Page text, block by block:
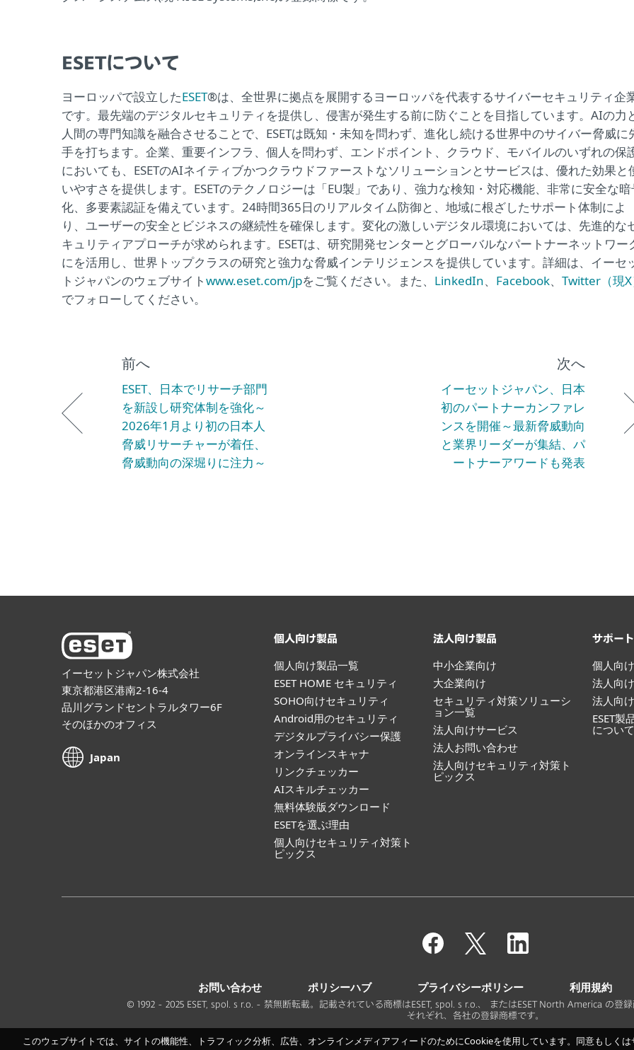
ESETについて
ヨーロッパで設立したESET®は、全世界に拠点を展開するヨーロッパを代表するサイバーセキュリティ企
です。最先端のデジタルセキュリティを提供し、侵害が発生する前に防ぐことを目指しています。AIの力
人間の専門知識を融合させることで、ESETは既知・未知を問わず、進化し続ける世界中のサイバー脅威に
手を打ちます。企業、重要インフラ、個人を問わず、エンドポイント、クラウド、モバイルのいずれの保
においても、ESETのAIネイティブかつクラウドファーストなソリューションとサービスは、優れた効果と
いやすさを提供します。ESETのテクノロジーは「EU製」であり、強力な検知・対応機能、非常に安全な
化、多要素認証を備えています。24時間365日のリアルタイム防御と、地域に根ざしたサポート体制によ
り、ユーザーの安全とビジネスの継続性を確保します。変化の激しいデジタル環境においては、先進的な
キュリティアプローチが求められます。ESETは、研究開発センターとグローバルなパートナーネットワー
にを活用し、世界トップクラスの研究と強力な脅威インテリジェンスを提供しています。詳細は、イーセ
トジャパンのウェブサイトwww.eset.com/jpをご覧ください。また、 LinkedIn、 Facebook、 Twitter（現X
でフォローしてください。
前へ
ESET、日本でリサーチ部門
を新設し研究体制を強化～
2026年1月より初の日本人
脅威リサーチャーが着任、
脅威動向の深堀りに注力～
次へ
イーセットジャパン、日本
初のパートナーカンファレ
ンスを開催～最新脅威動向
と業界リーダーが集結、パ
ートナーアワードも発表
イーセットジャパン株式会社
東京都港区港南2-16-4
品川グランドセントラルタワー6F
そのほかのオフィス
Japan
個人向け製品
個人向け製品一覧
ESET HOME セキュリティ
SOHO向けセキュリティ
Android用のセキュリティ
デジタルプライバシー保護
オンラインスキャナ
リンクチェッカー
AIスキルチェッカー
無料体験版ダウンロード
ESETを選ぶ理由
個人向けセキュリティ対策ト
ピックス
法人向け製品
中小企業向け
大企業向け
セキュリティ対策ソリューシ
ョン一覧
法人向けサービス
法人お問い合わせ
法人向けセキュリティ対策ト
ピックス
サポート
個人向
法人向
法人向
ESET製
について
お問い合わせ ポリシーハブ プライバシーポリシー 利用規約
© 1992 - 2025 ESET, spol. s r.o. - 禁無断転載。記載されている商標はESET, spol. s r.o.、 またはESET North America の登
それぞれ、各社の登録商標です。
このウェブサイトでは、サイトの機能性、トラフィック分析、広告、オンラインメディアフィードのためにCookieを使用しています。同意もしく